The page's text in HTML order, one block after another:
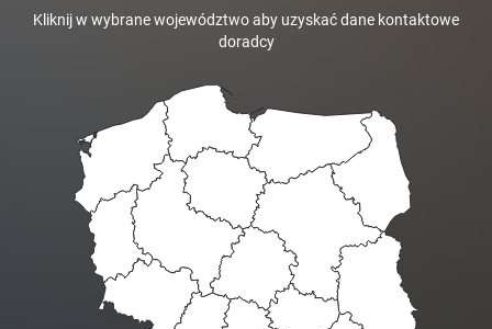
Kliknij w wybrane województwo aby uzyskać dane kontaktowe
doradcy